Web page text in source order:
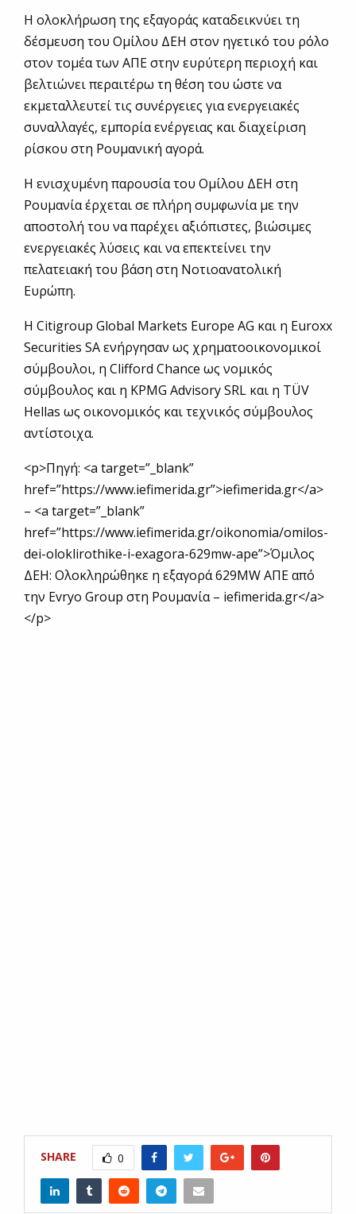
Η ολοκλήρωση της εξαγοράς καταδεικνύει τη
δέσμευση του Ομίλου ΔΕΗ στον ηγετικό του ρόλο
στον τομέα των ΑΠΕ στην ευρύτερη περιοχή και
βελτιώνει περαιτέρω τη θέση του ώστε να
εκμεταλλευτεί τις συνέργειες για ενεργειακές
συναλλαγές, εμπορία ενέργειας και διαχείριση
ρίσκου στη Ρουμανική αγορά.
Η ενισχυμένη παρουσία του Ομίλου ΔΕΗ στη
Ρουμανία έρχεται σε πλήρη συμφωνία με την
αποστολή του να παρέχει αξιόπιστες, βιώσιμες
ενεργειακές λύσεις και να επεκτείνει την
πελατειακή του βάση στη Νοτιοανατολική
Ευρώπη.
Η Citigroup Global Markets Europe AG και η Euroxx
Securities SA ενήργησαν ως χρηματοοικονομικοί
σύμβουλοι, η Clifford Chance ως νομικός
σύμβουλος και η KPMG Advisory SRL και η TÜV
Hellas ως οικονομικός και τεχνικός σύμβουλος
αντίστοιχα.
<p>Πηγή: <a target=”_blank”
href=”https://www.iefimerida.gr”>iefimerida.gr</a>
– <a target=”_blank”
href=”https://www.iefimerida.gr/oikonomia/omilos-
dei-oloklirothike-i-exagora-629mw-ape”>Όμιλος
ΔΕΗ: Ολοκληρώθηκε η εξαγορά 629MW ΑΠΕ από
την Evryo Group στη Ρουμανία – iefimerida.gr</a>
</p>
SHARE 0